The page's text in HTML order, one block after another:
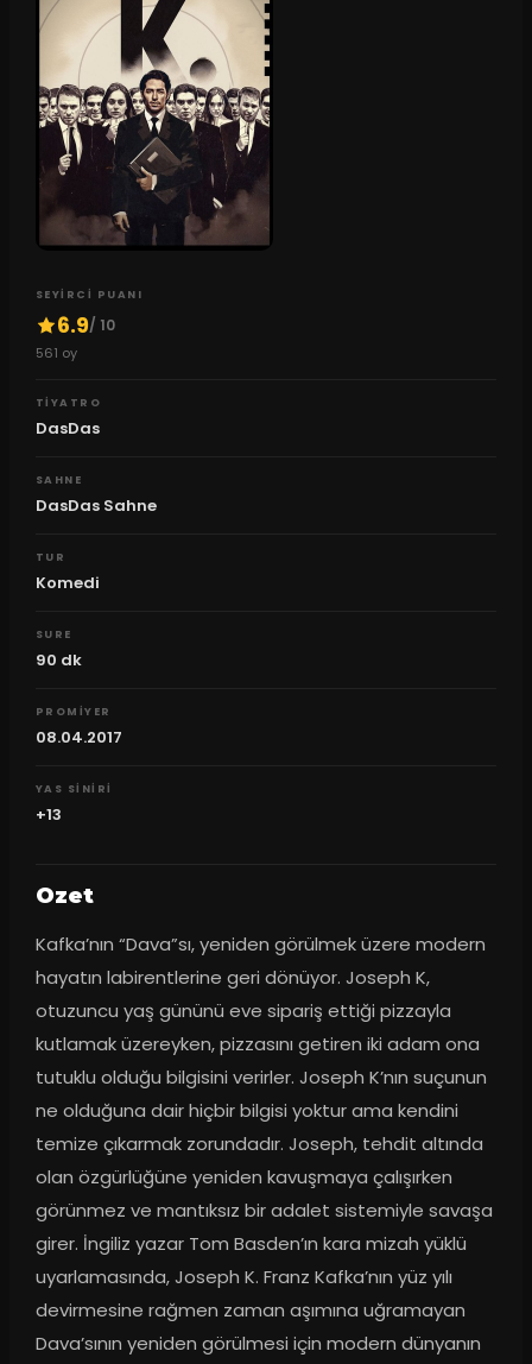
SEYIRCI PUANI
6.9/ 10
561 oy
TIYATRO
DasDas
SAHNE
DasDas Sahne
TUR
Komedi
SURE
90 dk
PROMIYER
08.04.2017
YAS SINIRI
+13
Ozet
Kafka’nın “Dava”sı, yeniden görülmek üzere modern
hayatın labirentlerine geri dönüyor. Joseph K,
otuzuncu yaş gününü eve sipariş ettiği pizzayla
kutlamak üzereyken, pizzasını getiren iki adam ona
tutuklu olduğu bilgisini verirler. Joseph K’nın suçunun
ne olduğuna dair hiçbir bilgisi yoktur ama kendini
temize çıkarmak zorundadır. Joseph, tehdit altında
olan özgürlüğüne yeniden kavuşmaya çalışırken
görünmez ve mantıksız bir adalet sistemiyle savaşa
girer. İngiliz yazar Tom Basden’ın kara mizah yüklü
uyarlamasında, Joseph K. Franz Kafka’nın yüz yılı
devirmesine rağmen zaman aşımına uğramayan
Dava’sının yeniden görülmesi için modern dünyanın